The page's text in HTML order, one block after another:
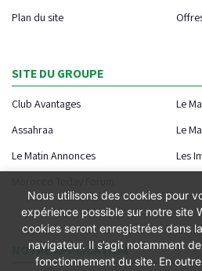
Plan du site
SITE DU GROUPE
Club Avantages
Le
Assahraa
Le
Le Matin Annonces
Les
NOTRE APPLICATION
Nous utilisons des cookies pour
expérience possible sur notre site
cookies seront enregistrées dans
navigateur. Il s’agit notamment
fonctionnement du site. En